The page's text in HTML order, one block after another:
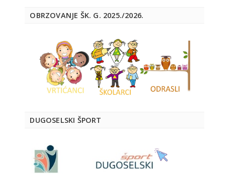
OBRZOVANJE ŠK. G. 2025./2026.
DUGOSELSKI ŠPORT